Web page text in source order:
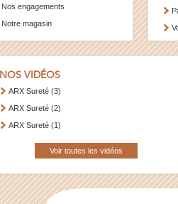
Nos engagements
Notre magasin
NOS VIDÉOS
ARX Sureté (3)
ARX Sureté (2)
ARX Sureté (1)
Voir toutes les vidéos